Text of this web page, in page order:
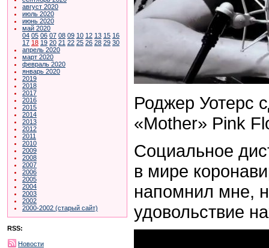
август 2020
июль 2020
июнь 2020
май 2020
04 05 06 07 08 09 10 12 13 15 16
17 18 19 20 21 22 25 26 28 29 30
апрель 2020
март 2020
февраль 2020
январь 2020
2019
2018
2017
2016
2015
2014
2013
2012
2011
2010
2009
2008
2007
2006
2005
2004
2003
2002
2000-2002 (старый сайт)
RSS:
Новости
Роджер Уотерс
«Mother» Pink
Социальное
в мире
напомнил мне,
удовольствие